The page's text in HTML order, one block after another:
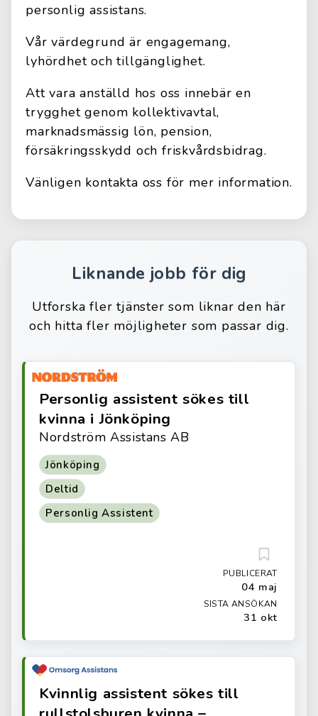
personlig assistans.
Vår värdegrund är engagemang,
lyhördhet och tillgänglighet.
Att vara anställd hos oss innebär en
trygghet genom kollektivavtal,
marknadsmässig lön, pension,
försäkringsskydd och friskvårdsbidrag.
Vänligen kontakta oss för mer information.
Liknande jobb för dig
Utforska fler tjänster som liknar den här
och hitta fler möjligheter som passar dig.
Personlig assistent sökes till
kvinna i Jönköping
Nordström Assistans AB
Jönköping
Deltid
Personlig Assistent
PUBLICERAT
04 maj
SISTA ANSÖKAN
31 okt
Kvinnlig assistent sökes till